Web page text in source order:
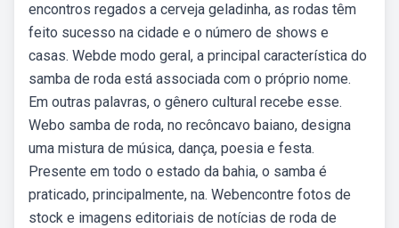
encontros regados a cerveja geladinha, as rodas têm
feito sucesso na cidade e o número de shows e
casas. Webde modo geral, a principal característica do
samba de roda está associada com o próprio nome.
Em outras palavras, o gênero cultural recebe esse.
Webo samba de roda, no recôncavo baiano, designa
uma mistura de música, dança, poesia e festa.
Presente em todo o estado da bahia, o samba é
praticado, principalmente, na. Webencontre fotos de
stock e imagens editoriais de notícias de roda de